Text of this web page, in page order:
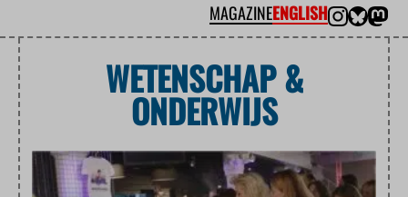
MAGAZINEENGLISH
WETENSCHAP &
ONDERWIJS